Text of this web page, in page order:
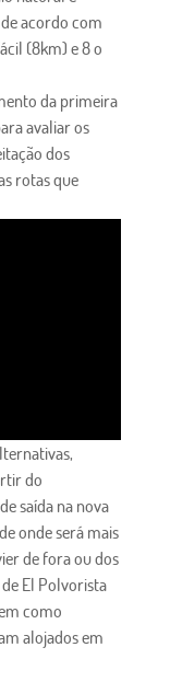
acordo com
(8km) e 8 o
da primeira
avaliar os
dos
rotas que
do
saída na nova
onde será mais
de fora ou dos
El Polvorista
como
alojados em